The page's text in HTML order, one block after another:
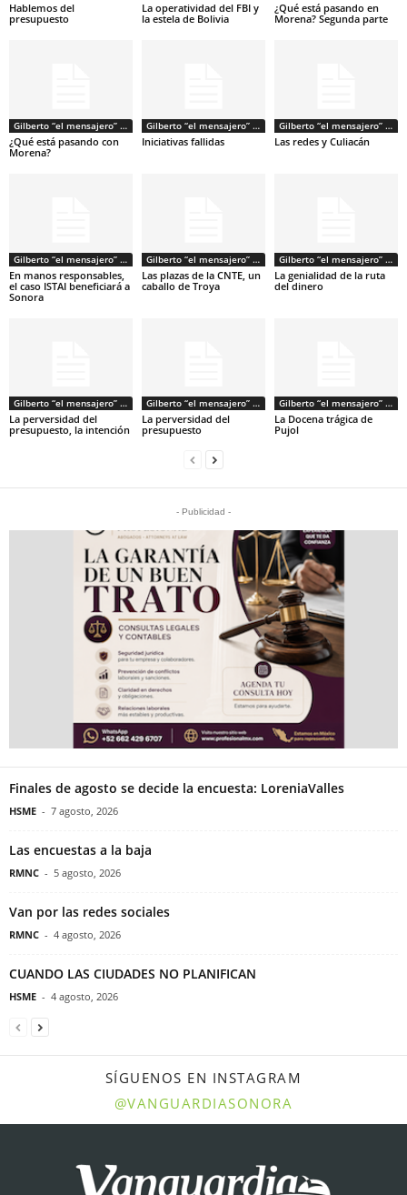
Hablemos del
presupuesto
La operatividad del FBI y
la estela de Bolivia
¿Qué está pasando en
Morena? Segunda parte
Gilberto “el mensajero” Armenta
¿Qué está pasando con
Morena?
Gilberto “el mensajero” Armenta
Iniciativas fallidas
Gilberto “el mensajero” Armenta
Las redes y Culiacán
Gilberto “el mensajero” Armenta
En manos responsables,
el caso ISTAI beneficiará a
Sonora
Gilberto “el mensajero” Armenta
Las plazas de la CNTE, un
caballo de Troya
Gilberto “el mensajero” Armenta
La genialidad de la ruta
del dinero
Gilberto “el mensajero” Armenta
La perversidad del
presupuesto, la intención
Gilberto “el mensajero” Armenta
La perversidad del
presupuesto
Gilberto “el mensajero” Armenta
La Docena trágica de
Pujol
- Publicidad -
Finales de agosto se decide la encuesta: LoreniaValles
HSME - 7 agosto, 2026
Las encuestas a la baja
RMNC - 5 agosto, 2026
Van por las redes sociales
RMNC - 4 agosto, 2026
CUANDO LAS CIUDADES NO PLANIFICAN
HSME - 4 agosto, 2026
SÍGUENOS EN INSTAGRAM
@VANGUARDIASONORA